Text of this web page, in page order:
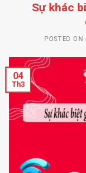
Sự khác
POSTED ON
04
Th3